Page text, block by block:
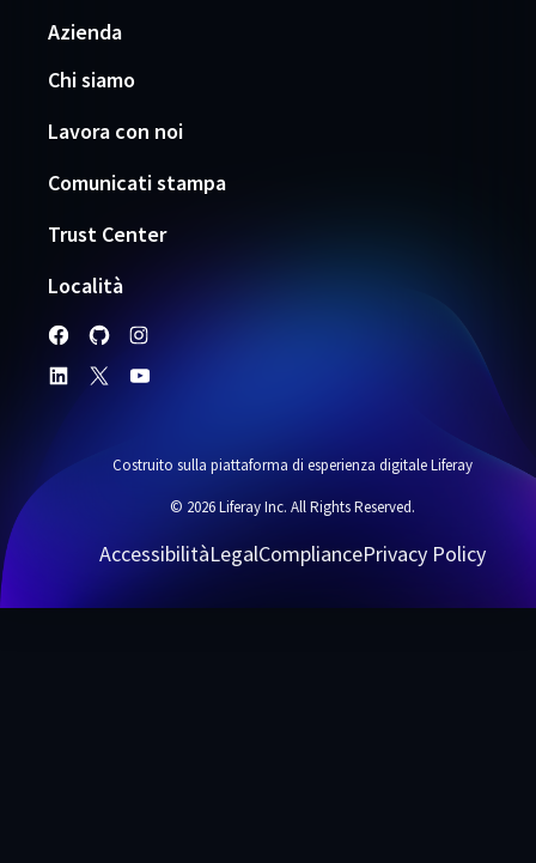
Azienda
Chi siamo
Lavora con noi
Comunicati stampa
Trust Center
Località
Costruito sulla piattaforma di esperienza digitale Liferay
© 2026 Liferay Inc. All Rights Reserved.
AccessibilitàLegalCompliancePrivacy Policy